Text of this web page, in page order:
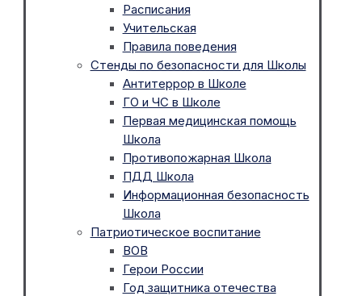
Расписания
Учительская
Правила поведения
Стенды по безопасности для Школы
Антитеррор в Школе
ГО и ЧС в Школе
Первая медицинская помощь
Школа
Противопожарная Школа
ПДД Школа
Информационная безопасность
Школа
Патриотическое воспитание
ВОВ
Герои России
Год защитника отечества